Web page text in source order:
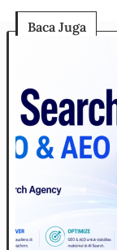
Baca Juga